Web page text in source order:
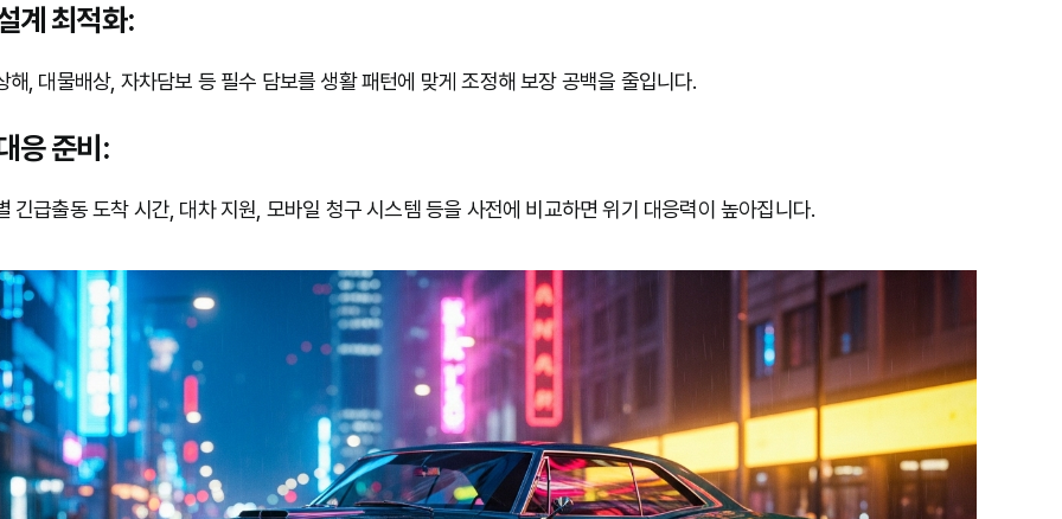
계 최적화:
해, 대물배상, 자차담보 등 필수 담보를 생활 패턴에 맞게 조정해 보장 공백을 줄입니다.
응 준비:
긴급출동 도착 시간, 대차 지원, 모바일 청구 시스템 등을 사전에 비교하면 위기 대응력이 높아집니다.